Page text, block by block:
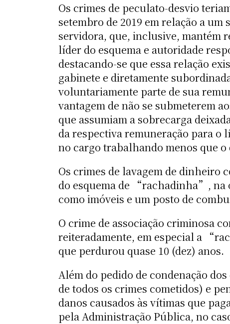
Os crimes de peculato-desvio
setembro de 2019 em relação a
servidora, que, inclusive, mantém
líder do esquema e autoridade
destacando-se que essa relação
gabinete e diretamente
voluntariamente parte de sua
vantagem de não se submeterem
que assumiam a sobrecarga
da respectiva remuneração para o
no cargo trabalhando menos que o
Os crimes de lavagem de
do esquema de “rachadinha”, na
como imóveis e um posto de
O crime de associação criminosa
reiteradamente, em especial a
que perdurou quase 10 (dez) anos.
Além do pedido de condenação
de todos os crimes cometidos) e
danos causados às vítimas que
pela Administração Pública, no